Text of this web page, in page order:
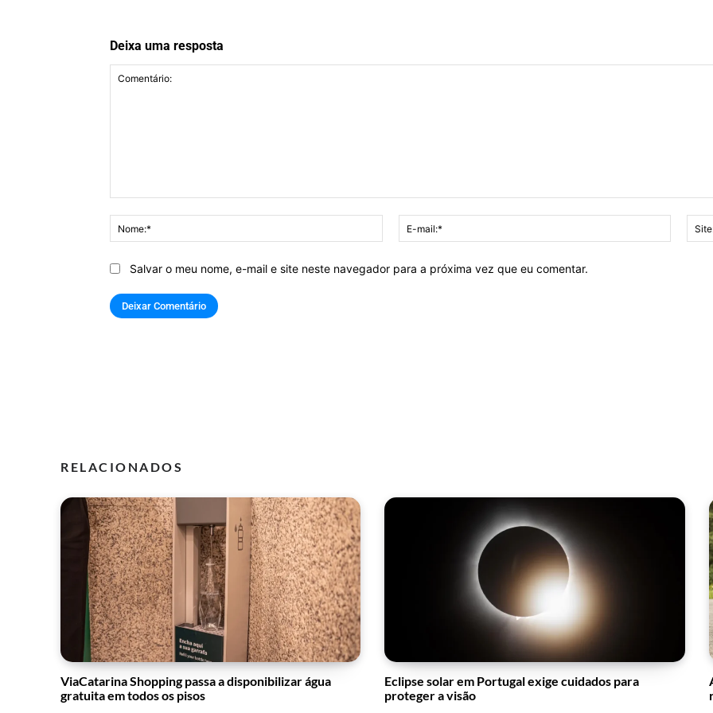
Deixa uma resposta
Nome:*
mail:*
Salvar o meu nome, e-mail e site neste navegador para a próxima vez que eu comentar.
RELACIONADOS
ViaCatarina Shopping passa a disponibilizar água
gratuita em todos os pisos
Eclipse solar em Portugal exige cuidados para
proteger a visão